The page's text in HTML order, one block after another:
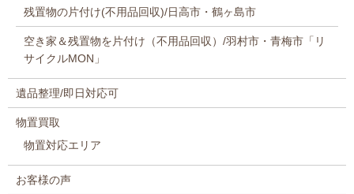
残置物の片付け(不用品回収)/日高市・鶴ヶ島市
空き家＆残置物を片付け（不用品回収）/羽村市・青梅市「リ
サイクルMON」
遺品整理/即日対応可
物置買取
物置対応エリア
お客様の声